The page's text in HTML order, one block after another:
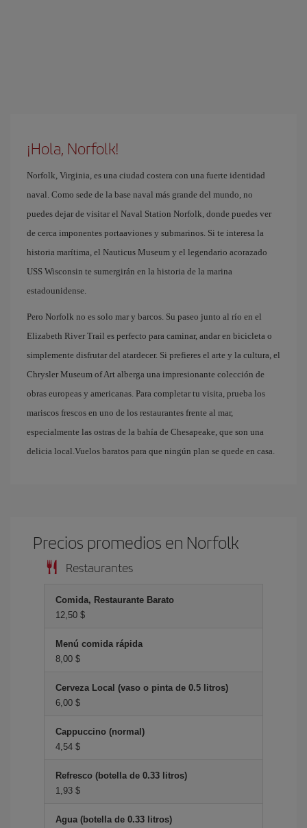
¡Hola, Norfolk!
Norfolk, Virginia, es una ciudad costera con una fuerte identidad
naval. Como sede de la base naval más grande del mundo, no
puedes dejar de visitar el Naval Station Norfolk, donde puedes ver
de cerca imponentes portaaviones y submarinos. Si te interesa la
historia marítima, el Nauticus Museum y el legendario acorazado
USS Wisconsin te sumergirán en la historia de la marina
estadounidense.
Pero Norfolk no es solo mar y barcos. Su paseo junto al río en el
Elizabeth River Trail es perfecto para caminar, andar en bicicleta o
simplemente disfrutar del atardecer. Si prefieres el arte y la cultura, el
Chrysler Museum of Art alberga una impresionante colección de
obras europeas y americanas. Para completar tu visita, prueba los
mariscos frescos en uno de los restaurantes frente al mar,
especialmente las ostras de la bahía de Chesapeake, que son una
delicia local.Vuelos baratos para que ningún plan se quede en casa.
Precios promedios en Norfolk
Restaurantes
Comida, Restaurante Barato
12,50 $
Menú comida rápida
8,00 $
Cerveza Local (vaso o pinta de 0.5 litros)
6,00 $
Cappuccino (normal)
4,54 $
Refresco (botella de 0.33 litros)
1,93 $
Agua (botella de 0.33 litros)